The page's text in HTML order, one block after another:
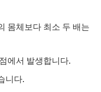
몸체보다 최소 두 배는
에서 발생합니다.
니다.